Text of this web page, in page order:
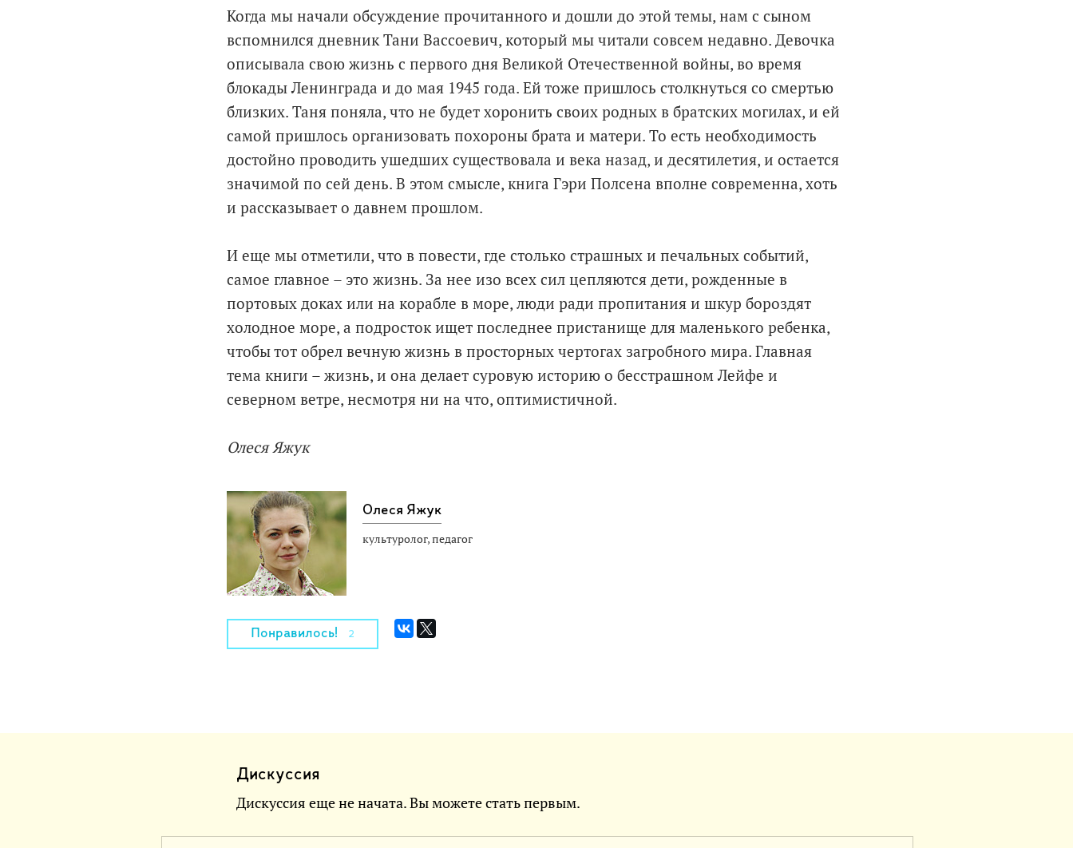
Когда мы начали обсуждение прочитанного и дошли до этой темы, нам с сыном
вспомнился дневник Тани Вассоевич, который мы читали совсем недавно. Девочка
описывала свою жизнь с первого дня Великой Отечественной войны, во время
блокады Ленинграда и до мая 1945 года. Ей тоже пришлось столкнуться со смертью
близких. Таня поняла, что не будет хоронить своих родных в братских могилах, и ей
самой пришлось организовать похороны брата и матери. То есть необходимость
достойно проводить ушедших существовала и века назад, и десятилетия, и остается
значимой по сей день. В этом смысле, книга Гэри Полсена вполне современна, хоть
и рассказывает о давнем прошлом.
И еще мы отметили, что в повести, где столько страшных и печальных событий,
самое главное – это жизнь. За нее изо всех сил цепляются дети, рожденные в
портовых доках или на корабле в море, люди ради пропитания и шкур бороздят
холодное море, а подросток ищет последнее пристанище для маленького ребенка,
чтобы тот обрел вечную жизнь в просторных чертогах загробного мира. Главная
тема книги – жизнь, и она делает суровую историю о бесстрашном Лейфе и
северном ветре, несмотря ни на что, оптимистичной.
Олеся Яжук
Олеся Яжук
культуролог, педагог
Понравилось! 2
Дискуссия
Дискуссия еще не начата. Вы можете стать первым.